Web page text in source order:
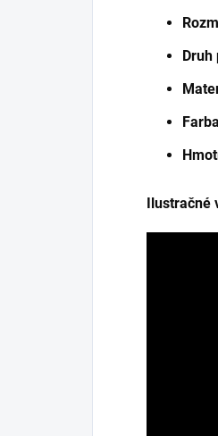
Farba
Ilustračné